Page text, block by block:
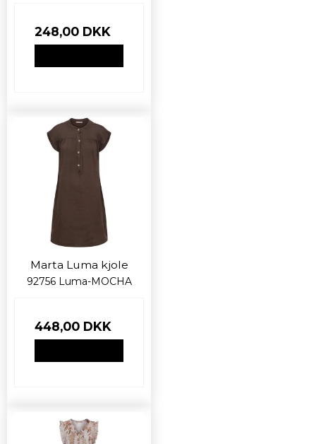
248,00 DKK
Marta Luma kjole
92756 Luma-MOCHA
448,00 DKK